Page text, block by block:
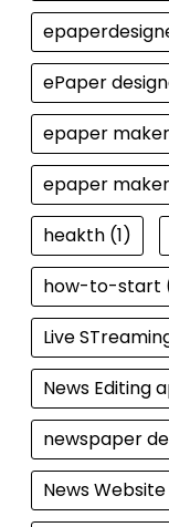
ePaper
epaper maker
epaper
heakth(1)
how-to-start
Live
News Editing
newspaper
News Website